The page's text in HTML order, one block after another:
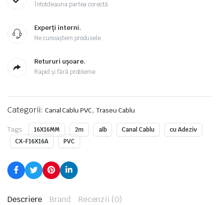
Întotdeauna partea corectă
Experți interni.
Ne cunoaștem produsele
Retururi ușoare.
Rapid și fără probleme
Categorii: Canal Cablu PVC,Traseu Cablu
Tags: 16X16MM 2m alb Canal Cablu
cu Adeziv
CX-F16X16A
PVC
Descriere Brand Recenzii (0)